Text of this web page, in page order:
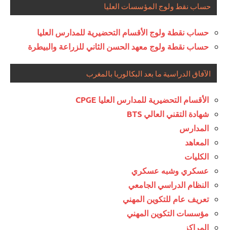
حساب نقط ولوج المؤسسات العليا
حساب نقطة ولوج الأقسام التحضيرية للمدارس العليا
حساب نقطة ولوج معهد الحسن الثاني للزراعة والبيطرة
الآفاق الدراسية ما بعد البكالوريا بالمغرب
الأقسام التحضيرية للمدارس العليا CPGE
شهادة التقني العالي BTS
المدارس
المعاهد
الكليات
عسكري وشبه عسكري
النظام الدراسي الجامعي
تعريف عام للتكوين المهني
مؤسسات التكوين المهني
المراكز